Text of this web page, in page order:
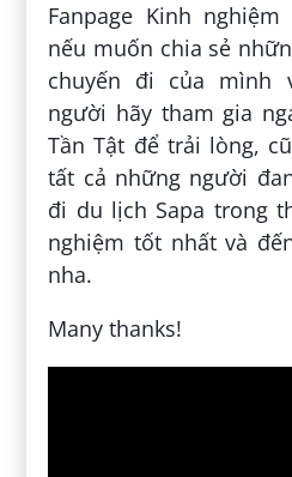
Fanpage Kinh
nếu muốn chia sẻ
chuyến đi của mình
người hãy tham gia
Tần Tật để trải lòng,
tất cả những người
đi du lịch Sapa trong
nghiệm tốt nhất và
nha.
Many thanks!